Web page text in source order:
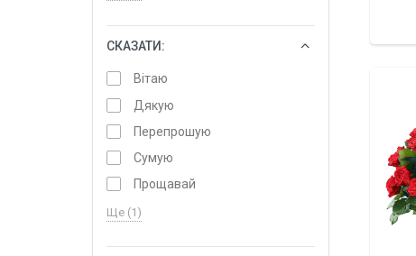
СКАЗАТИ:
Вітаю
Дякую
Перепрошую
Сумую
Прощавай
Ще (1)